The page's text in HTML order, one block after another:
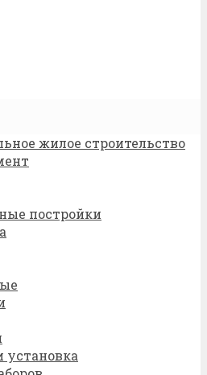
жилое строительство
постройки
установка